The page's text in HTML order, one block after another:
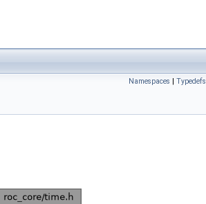
Namespaces | Typedefs